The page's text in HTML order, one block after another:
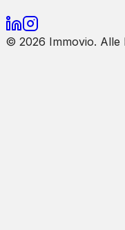
© 2026 Immovio. Alle